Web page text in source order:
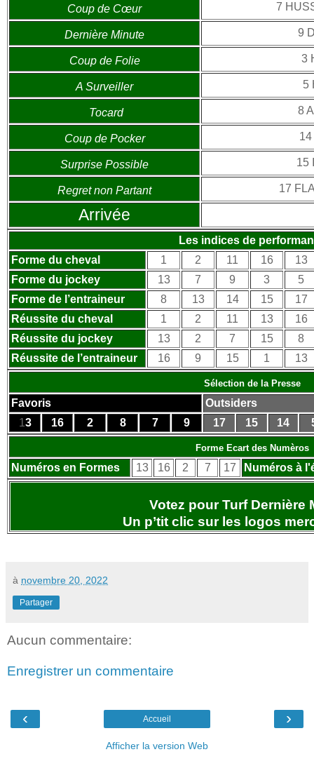
Coup de Cœur 7
Dernière Minute 9
Coup de Folie 3
A Surveiller 5
Tocard 8
Coup de Pocker
Surprise Possible 15
Regret non Partant 17
Arrivée
Les indices de
Forme du cheval
1 2 11 16
13
Forme du jockey
13 7 9 3
5
Forme de l’entraineur
8 13 14 15
17
Réussite du cheval
1 2 11 13
16
Réussite du jockey
13 2 7 15
8
Réussite de l’entraineur
16 9 15 1 13
Sélection de la Presse
Favoris
Outsiders
1 3 16 2 8 7 9 17 15 14
Forme Ecart des Numèros
Numéros en Formes 13 16 2 7 17 Numéros à
Votez pour Turf Dernière
Un p’tit clic sur les logos
à novembre 20, 2022
Partager
Aucun commentaire:
Enregistrer un commentaire
‹ ›
Accueil
Afficher la version Web